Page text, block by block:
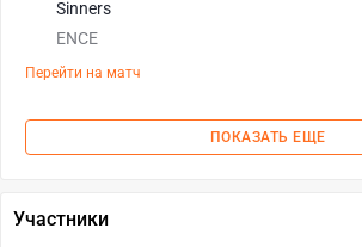
Sinners
ENCE
Перейти на матч
ПОКАЗАТЬ ЕЩЕ
Участники